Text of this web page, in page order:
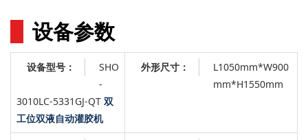
设备参数
设备型号：
SHO
-
3010LC-5331GJ-QT 双
工位双液自动灌胶机
外形尺寸：
L1050mm*W900
mm*H1550mm